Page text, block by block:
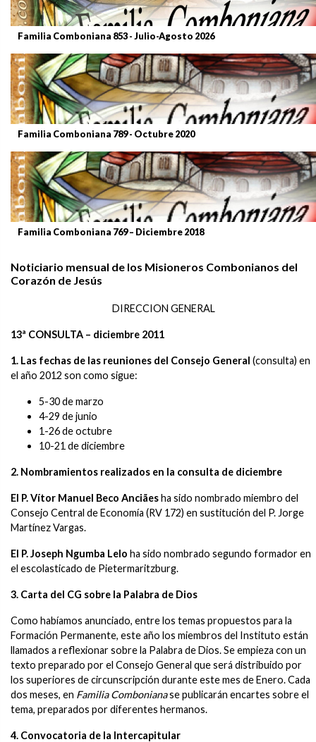
Familia Comboniana 853 - Julio-Agosto 2026
Familia Comboniana 789 - Octubre 2020
Familia Comboniana 769 – Diciembre 2018
Noticiario mensual de los Misioneros Combonianos del
Corazón de Jesús
DIRECCION GENERAL
13ª CONSULTA – diciembre 2011
1. Las fechas de las reuniones del Consejo General (consulta) en
el año 2012 son como sigue:
5-30 de marzo
4-29 de junio
1-26 de octubre
10-21 de diciembre
2. Nombramientos realizados en la consulta de diciembre
El P. Vítor Manuel Beco Anciãesha sido nombrado miembro del
Consejo Central de Economía (RV 172) en sustitución del P. Jorge
Martínez Vargas.
El P. Joseph Ngumba Lelo ha sido nombrado segundo formador en
el escolasticado de Pietermaritzburg.
3. Carta del CG sobre la Palabra de Dios
Como habíamos anunciado, entre los temas propuestos para la
Formación Permanente, este año los miembros del Instituto están
llamados a reflexionar sobre la Palabra de Dios. Se empieza con un
texto preparado por el Consejo General que será distribuido por
los superiores de circunscripción durante este mes de Enero. Cada
dos meses, en Familia Combonianase publicarán encartes sobre el
tema, preparados por diferentes hermanos.
4. Convocatoria de la Intercapitular